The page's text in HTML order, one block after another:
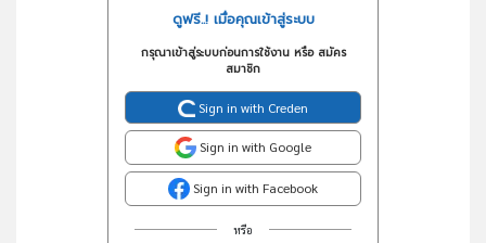
ดูฟรี..! เมื่อคุณเข้าสู่ระบบ
กรุณาเข้าสู่ระบบก่อนการใช้งาน หรือ สมัคร
สมาชิก
Sign in with Creden
Sign in with Google
Sign in with Facebook
หรือ